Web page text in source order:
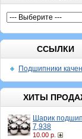
ССЫЛКИ
Подшипники
ХИТЫ
Шарик
7,938
10.00 р.